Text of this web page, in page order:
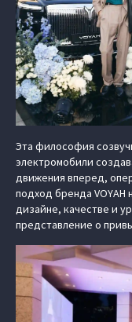
Эта философия
электромобили
движения вперед,
подход бренда
дизайне, качестве и
представление о